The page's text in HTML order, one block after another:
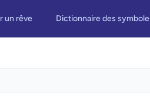
un rêve Dictionnaire des